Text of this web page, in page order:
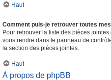
Haut
Comment puis-je retrouver toutes
Pour retrouver la liste des pièces
vous rendre dans le panneau de
la section des pièces jointes.
Haut
À propos de phpBB